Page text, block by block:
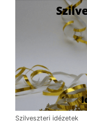
Szilveszteri idézetek